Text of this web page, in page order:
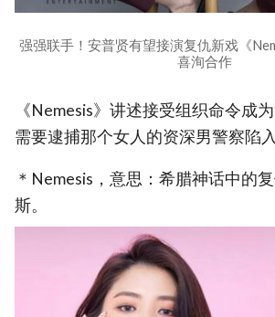
强强联手！安普贤有望接演复仇新戏《
喜洵合作
《Nemesis》讲述接受组织命令成
需要逮捕那个女人的资深男警察陷
＊Nemesis，意思：希腊神话中的
斯。